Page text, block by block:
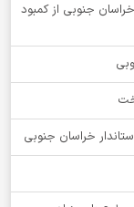
جنوبی از کمبود
خراسان جنوبی